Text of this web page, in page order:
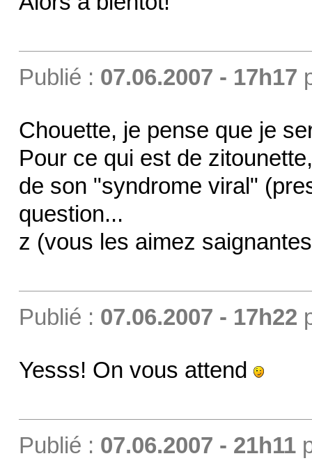
Publié : 07.06.2007 - 17h17
Chouette, je pense que je
Pour ce qui est de
de son "syndrome viral"
question...
z (vous les aimez
Publié : 07.06.2007 - 17h22
Yesss! On vous attend
Publié : 07.06.2007 - 21h11